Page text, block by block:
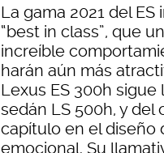
La gama 2021 del
“best in class”, que
increíble
harán aún más
Lexus ES 300h
sedán LS 500h, y del
capítulo en el diseño
emocional. Su